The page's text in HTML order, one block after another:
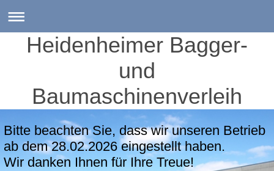
Heidenheimer Bagger-
und
Baumaschinenverleih
Bitte beachten Sie, dass wir unseren Betrieb
ab dem 28.02.2026 eingestellt haben.
Wir danken Ihnen für Ihre Treue!